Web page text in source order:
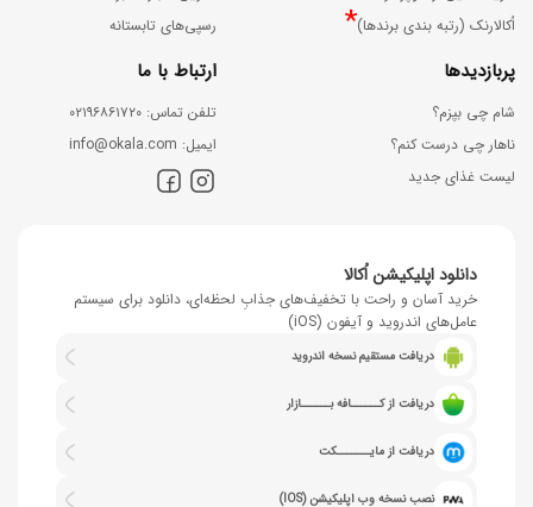
اُکالارنک (رتبه بندی برندها)*
رسپی‌های تابستانه
پربازدیدها
شام چی بپزم؟
ناهار چی درست کنم؟
لیست غذای جدید
ارتباط با ما
ﺗﻠﻔﻦ ﺗﻤﺎس: ۰۲۱۹۶۸۶۱۷۲۰
اﯾﻤﯿﻞ: info@okala.com
دانلود اپلیکیشن اُکالا
خرید آسان و راحت با تخفیف‌های جذابِ لحظه‌ای، دانلود برای سیستم
عامل‌های اندروید و آیفون (iOS)
دریافت مستقیم نسخه اندروید
دریافت از کــــــافه بــــــازار
دریافت از مایـــــــکت
نصب نسخه وب اپلیکیشن (IOS)